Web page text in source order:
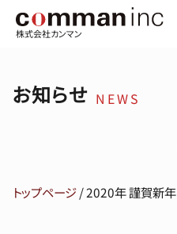
株式会社カンマン
お知らせ NEWS
トップページ/2020年 謹賀新年